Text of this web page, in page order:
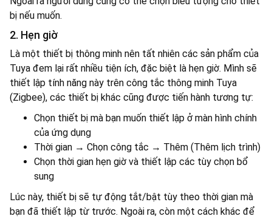
bị nếu muốn.
2. Hẹn giờ
Là một thiết bị thông minh nên tất nhiên các sản phẩm của
Tuya đem lại rất nhiều tiện ích, đặc biệt là hẹn giờ. Mình sẽ
thiết lập tính năng này trên công tắc thông minh Tuya
(Zigbee), các thiết bị khác cũng được tiến hành tương tự:
Chọn thiết bị mà bạn muốn thiết lập ở màn hình chính
của ứng dụng
Thời gian → Chọn công tắc → Thêm (Thêm lịch trình)
Chọn thời gian hẹn giờ và thiết lập các tùy chọn bổ
sung
Lúc này, thiết bị sẽ tự động tắt/bật tùy theo thời gian mà
bạn đã thiết lập từ trước. Ngoài ra, còn một cách khác để